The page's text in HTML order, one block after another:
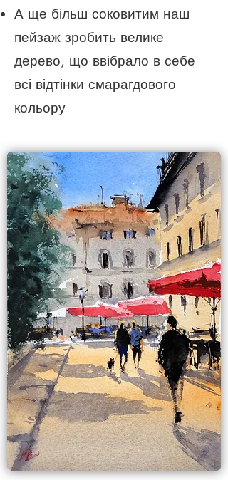
А ще більш соковитим наш
пейзаж зробить велике
дерево, що ввібрало в себе
всі відтінки смарагдового
кольору